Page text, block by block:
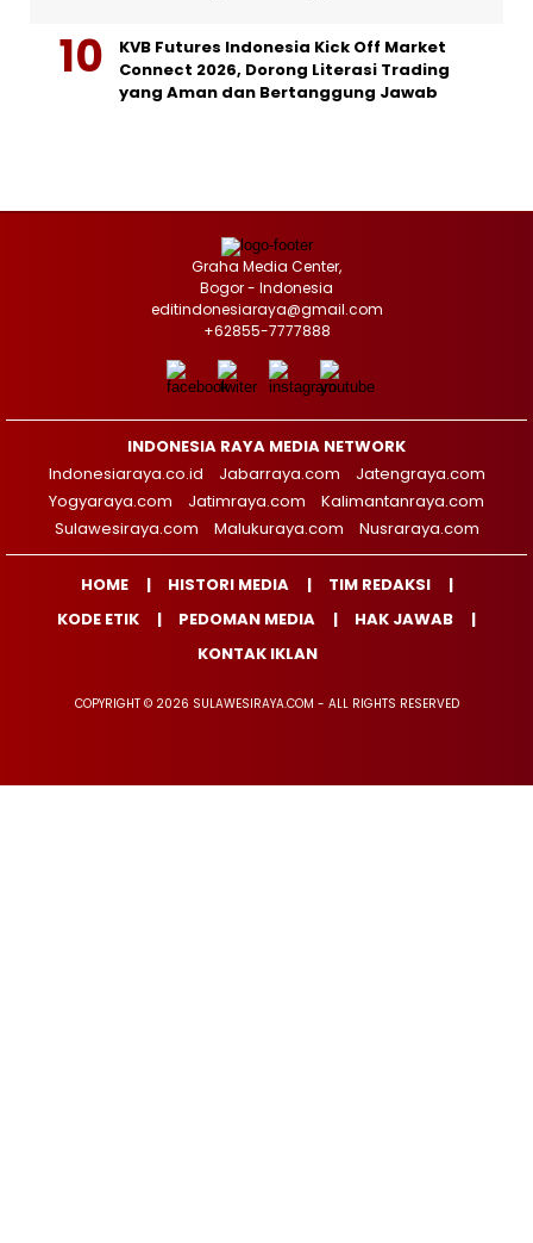
KVB Futures Indonesia Kick Off Market
Connect 2026, Dorong Literasi Trading
yang Aman dan Bertanggung Jawab
Graha Media Center,
Bogor - Indonesia
editindonesiaraya@gmail.com
+62855-7777888
INDONESIA RAYA MEDIA NETWORK
Indonesiaraya.co.id
Jabarraya.com
Jatengraya.com
Yogyaraya.com
Jatimraya.com
Kalimantanraya.com
Sulawesiraya.com
Malukuraya.com Nusraraya.com
HOME HISTORI MEDIA
TIM REDAKSI
KODE ETIK
PEDOMAN MEDIA
HAK JAWAB
KONTAK IKLAN
COPYRIGHT © 2026 SULAWESIRAYA.COM - ALL RIGHTS RESERVED